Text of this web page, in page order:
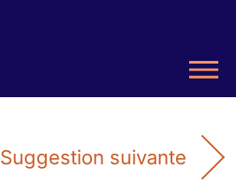
Suggestion suivante